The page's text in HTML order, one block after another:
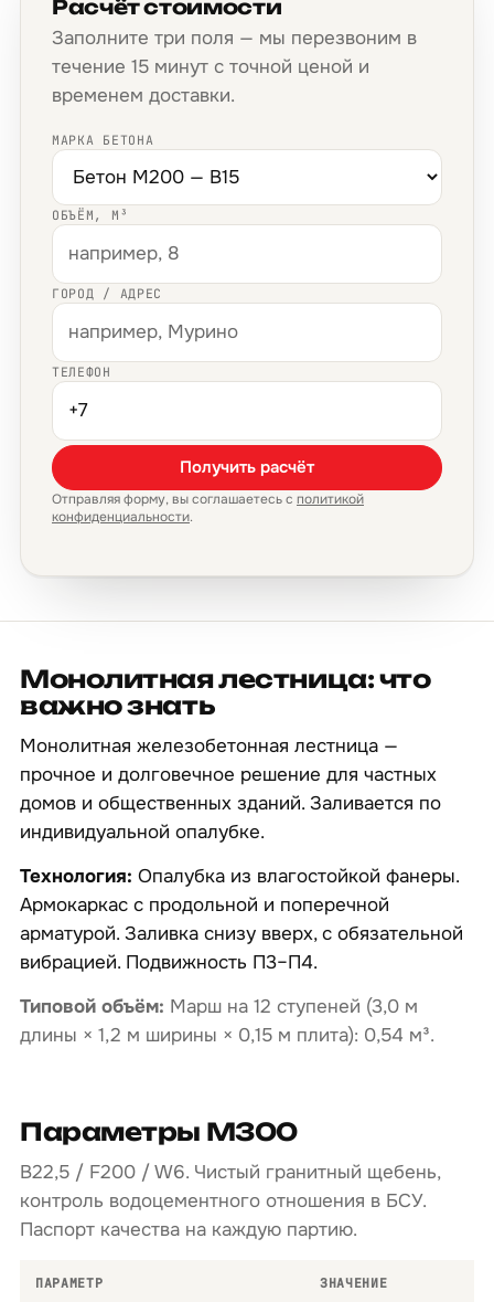
Расчёт стоимости
Заполните три поля — мы перезвоним в
течение 15 минут с точной ценой и
временем доставки.
МАРКА БЕТОНА
ОБЪЁМ, М³
ГОРОД / АДРЕС
ТЕЛЕФОН
Получить расчёт
Отправляя форму, вы соглашаетесь с политикой
конфиденциальности.
Монолитная лестница: что
важно знать
Монолитная железобетонная лестница —
прочное и долговечное решение для частных
домов и общественных зданий. Заливается по
индивидуальной опалубке.
Технология: Опалубка из влагостойкой фанеры.
Армокаркас с продольной и поперечной
арматурой. Заливка снизу вверх, с обязательной
вибрацией. Подвижность П3–П4.
Типовой объём: Марш на 12 ступеней (3,0 м
длины × 1,2 м ширины × 0,15 м плита): 0,54 м³.
Параметры М300
B22,5 / F200 / W6. Чистый гранитный щебень,
контроль водоцементного отношения в БСУ.
Паспорт качества на каждую партию.
ПАРАМЕТР ЗНАЧЕНИЕ